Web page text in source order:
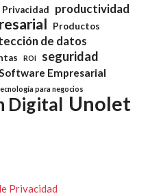
Privacidad productividad
Productos
de datos
ROI seguridad
Software Empresarial
para negocios
Digital Unolet
Privacidad